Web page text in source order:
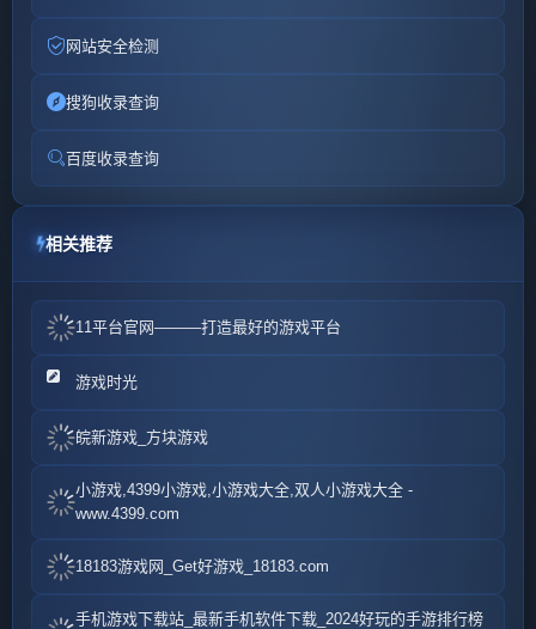
网站安全检测
搜狗收录查询
百度收录查询
相关推荐
11平台官网———打造最好的游戏平台
游戏时光
皖新游戏_方块游戏
小游戏,4399小游戏,小游戏大全,双人小游戏大全 -
www.4399.com
18183游戏网_Get好游戏_18183.com
手机游戏下载站_最新手机软件下载_2024好玩的手游排行榜